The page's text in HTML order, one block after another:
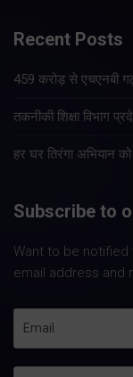
Recent Posts
459 करोड़ से एचएनबी
तकनीकी शिक्षा विभाग
हर घर तिरंगा अभियान
Subscribe to
Want to be notified
email address and